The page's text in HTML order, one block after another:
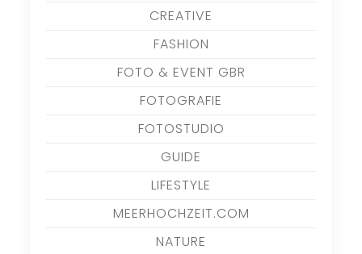
CREATIVE
FASHION
FOTO & EVENT GBR
FOTOGRAFIE
FOTOSTUDIO
GUIDE
LIFESTYLE
MEERHOCHZEIT.COM
NATURE